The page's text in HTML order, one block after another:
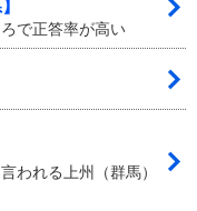
で正答率が高い
われる上州（群馬）